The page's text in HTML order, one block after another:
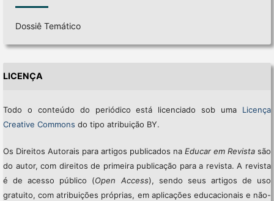
Dossiê Temático
LICENÇA
Todo o conteúdo do periódico está licenciado sob uma Licença
Creative Commons do tipo atribuição BY.
Os Direitos Autorais para artigos publicados naEducar em Revista são
do autor, com direitos de primeira publicação para a revista. A revista
é de acesso público (Open Access), sendo seus artigos de uso
gratuito, com atribuições próprias, em aplicações educacionais e não-